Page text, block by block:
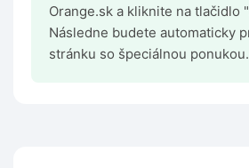
Orange.sk a kliknite na tlačidlo
Následne budete automaticky
stránku so špeciálnou ponukou.